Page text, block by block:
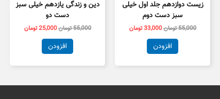
زیست دوازدهم جلد اول خیلی
سبز دست دوم
55,000تومان33,000تومان
افزودن
دین و زندگی یازدهم خیلی سبز
دست دو
55,000تومان25,000تومان
افزودن